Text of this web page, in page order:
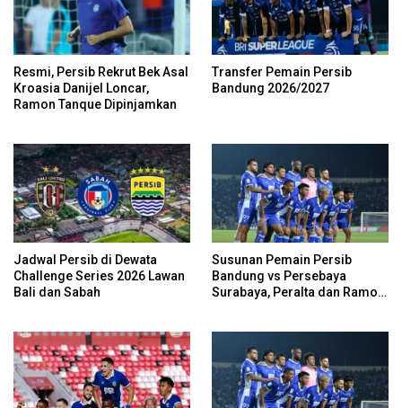
Resmi, Persib Rekrut Bek Asal
Kroasia Danijel Loncar,
Ramon Tanque Dipinjamkan
Transfer Pemain Persib
Bandung 2026/2027
Jadwal Persib di Dewata
Challenge Series 2026 Lawan
Bali dan Sabah
Susunan Pemain Persib
Bandung vs Persebaya
Surabaya, Peralta dan Ramon